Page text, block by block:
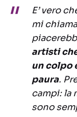
E’ vero
mi
artisti
un colpo
paura.
campi: la
sono